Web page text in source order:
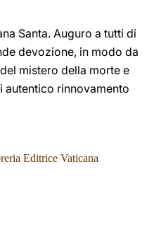
Santa. Auguro a tutti di
devozione, in modo da
mistero della morte e
rinnovamento
Editrice Vaticana